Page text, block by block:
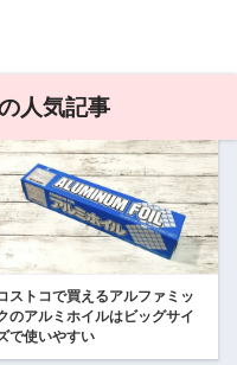
人気記事
ストコで買えるアルファミッ
のアルミホイルはビッグサイ
で使いやすい